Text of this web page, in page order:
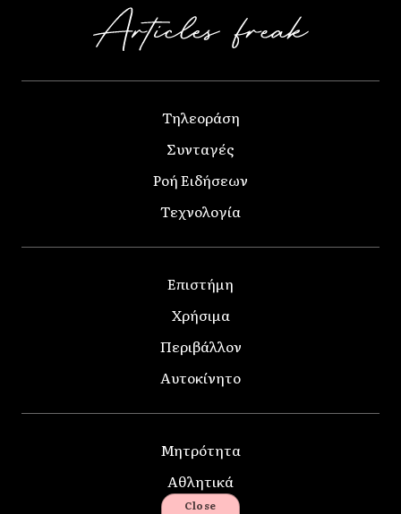
Τηλεοράση
Συνταγές
Ροή Ειδήσεων
Τεχνολογία
Επιστήμη
Χρήσιμα
Περιβάλλον
Αυτοκίνητο
Μητρότητα
Αθλητικά
Close